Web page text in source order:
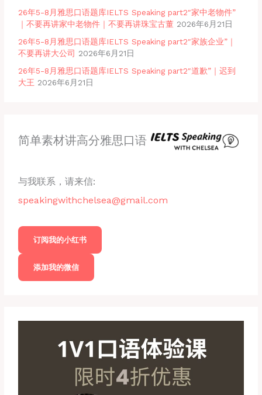
26年5-8月雅思口语题库IELTS Speaking part2″家中老物件”
｜不要再讲家中老物件｜不要再讲珠宝古董 2026年6月21日
26年5-8月雅思口语题库IELTS Speaking part2″家族企业”｜
不要再讲大公司 2026年6月21日
26年5-8月雅思口语题库IELTS Speaking part2″道歉”｜迟到
大王 2026年6月21日
简单素材讲高分雅思口语
与我联系，请来信:
speakingwithchelsea@gmail.com
订阅我的小红书
添加我的微信